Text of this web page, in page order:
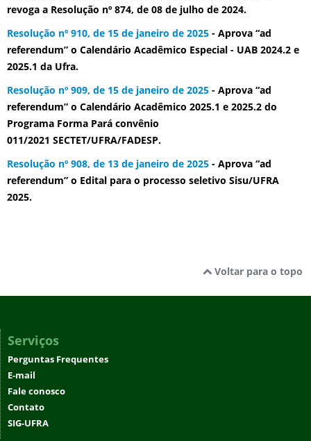
revoga a Resolução nº 874, de 08 de julho de 2024.
Resolução nº 910, de 15 de janeiro de 2025 - Aprova “ad
referendum” o Calendário Acadêmico Especial - UAB 2024.2 e
2025.1 da Ufra.
Resolução nº 909, de 15 de janeiro de 2025 - Aprova “ad
referendum” o Calendário Acadêmico 2025.1 e 2025.2 do
Programa Forma Pará convênio
011/2021 SECTET/UFRA/FADESP.
Resolução nº 908, de 13 de janeiro de 2025 - Aprova “ad
referendum” o Edital para o processo seletivo Sisu/UFRA
2025.
Voltar para o topo
Serviços
Perguntas Frequentes
E-mail
Fale conosco
Contato
SIG-UFRA